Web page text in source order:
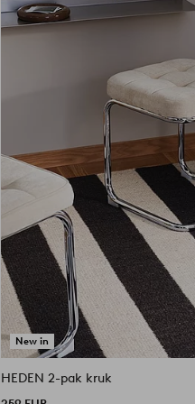
New in
HEDEN 2-pak kruk